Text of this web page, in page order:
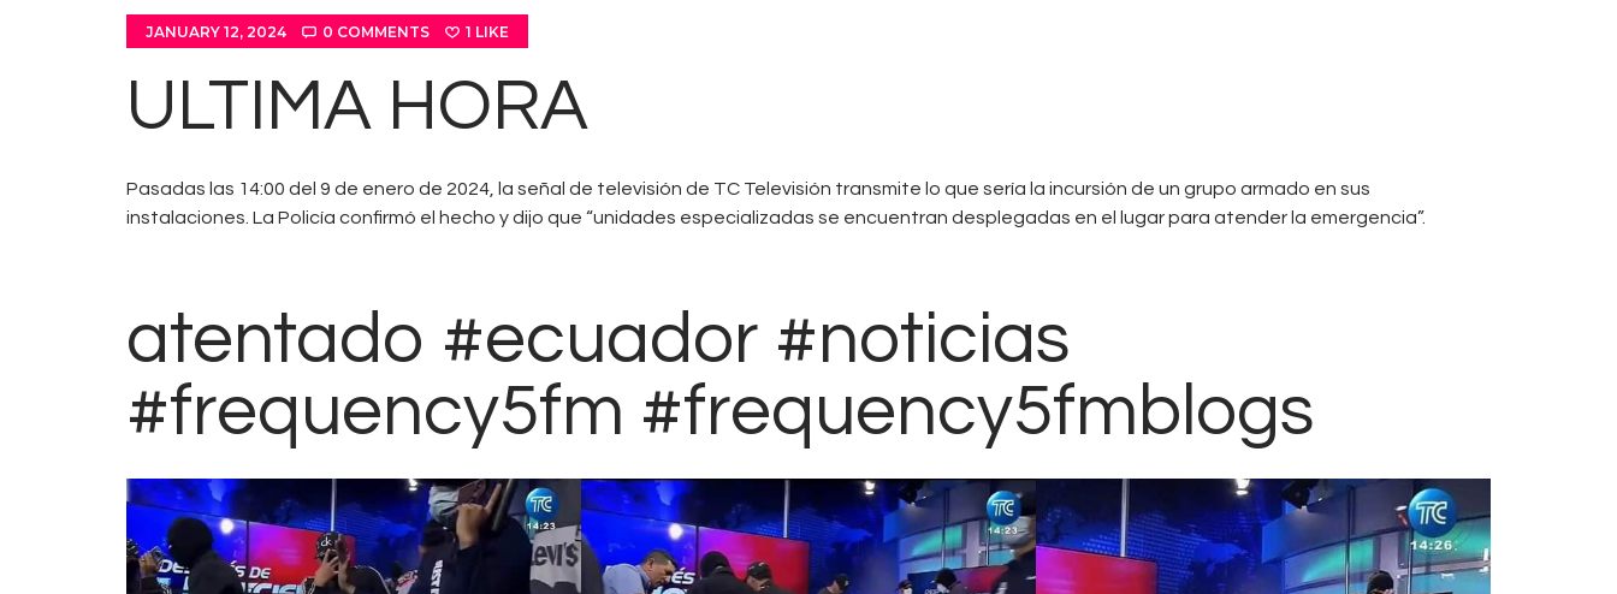
Cine
JANUARY 12, 2024 0 COMMENTS 1 LIKE
ULTIMA HORA
Pasadas las 14:00 del 9 de enero de 2024, la señal de televisión de TC Televisión transmite lo que sería la incursión de un grupo armado en sus
instalaciones. La Policía confirmó el hecho y dijo que “unidades especializadas se encuentran desplegadas en el lugar para atender la emergencia”.
atentado #ecuador #noticias
#frequency5fm #frequency5fmblogs